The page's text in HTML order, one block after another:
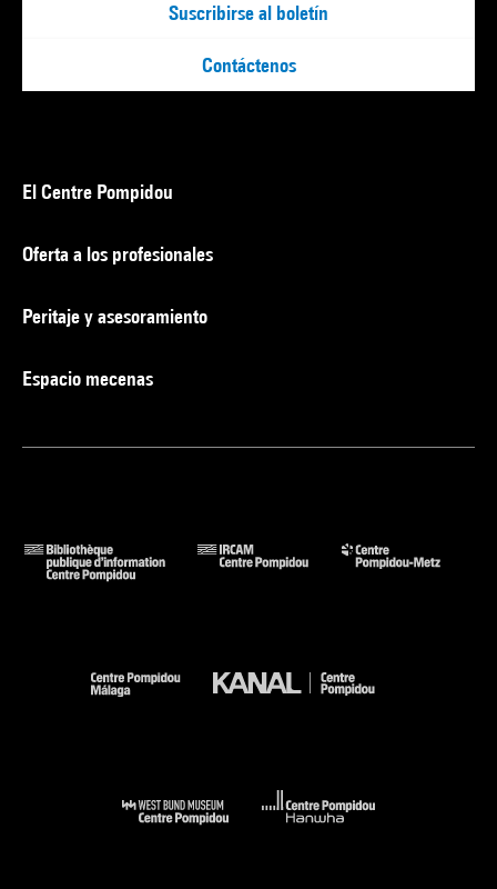
Suscribirse al boletín
Contáctenos
El Centre Pompidou
Oferta a los profesionales
Peritaje y asesoramiento
Espacio mecenas